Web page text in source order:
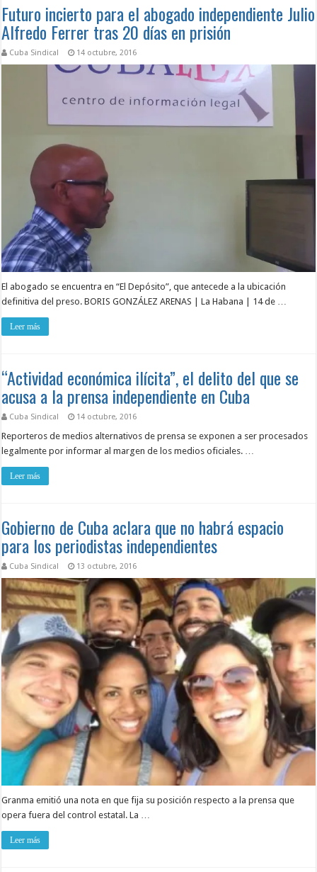
Futuro incierto para el abogado independiente Julio
Alfredo Ferrer tras 20 días en prisión
Cuba Sindical 14 octubre, 2016
El abogado se encuentra en “El Depósito”, que antecede a la ubicación
definitiva del preso. BORIS GONZÁLEZ ARENAS | La Habana | 14 de …
Leer más
“Actividad económica ilícita”, el delito del que se
acusa a la prensa independiente en Cuba
Cuba Sindical 14 octubre, 2016
Reporteros de medios alternativos de prensa se exponen a ser procesados
legalmente por informar al margen de los medios oficiales. …
Leer más
Gobierno de Cuba aclara que no habrá espacio
para los periodistas independientes
Cuba Sindical 13 octubre, 2016
Granma emitió una nota en que fija su posición respecto a la prensa que
opera fuera del control estatal. La …
Leer más